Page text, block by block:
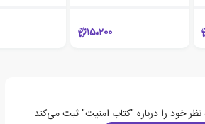
15،200
خود را درباره "کتاب امنیت" ثبت می‌کند